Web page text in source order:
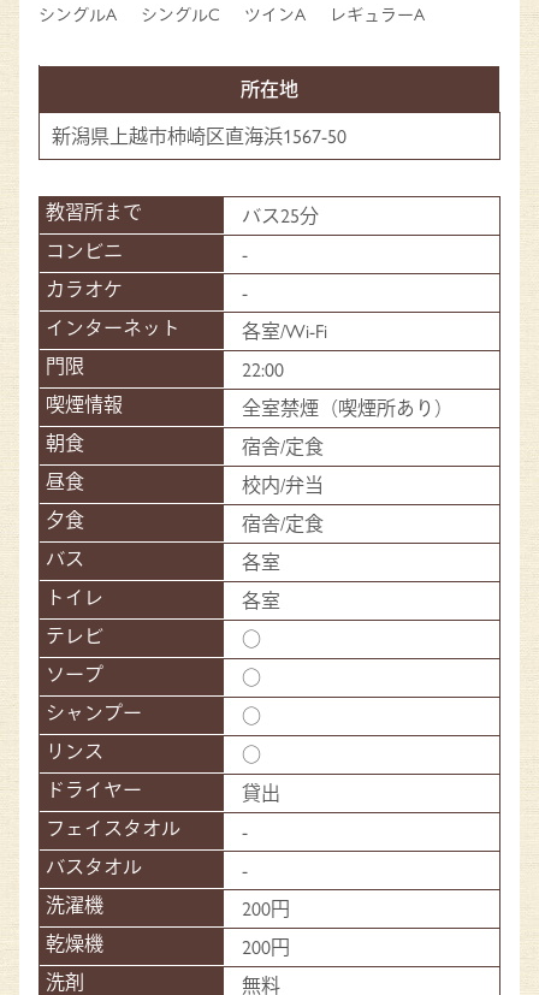
シングルA シングルC ツインA レギュラーA
所在地
新潟県上越市柿崎区直海浜1567-50
バス25分
-
-
各室/Wi-Fi
22:00
全室禁煙（喫煙所あり）
宿舎/定食
校内/弁当
宿舎/定食
各室
各室
○
○
○
○
貸出
-
-
200円
200円
無料